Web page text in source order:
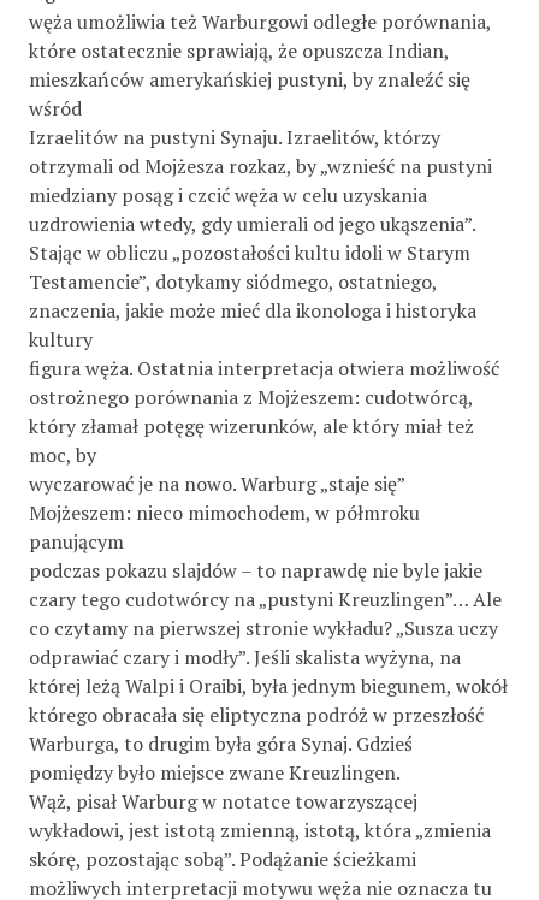
węża umożliwia też Warburgowi odległe porównania,
które ostatecznie sprawiają, że opuszcza Indian,
mieszkańców amerykańskiej pustyni, by znaleźć się
wśród
Izraelitów na pustyni Synaju. Izraelitów, którzy
otrzymali od Mojżesza rozkaz, by „wznieść na pustyni
miedziany posąg i czcić węża w celu uzyskania
uzdrowienia wtedy, gdy umierali od jego ukąszenia”.
Stając w obliczu „pozostałości kultu idoli w Starym
Testamencie”, dotykamy siódmego, ostatniego,
znaczenia, jakie może mieć dla ikonologa i historyka
kultury
figura węża. Ostatnia interpretacja otwiera możliwość
ostrożnego porównania z Mojżeszem: cudotwórcą,
który złamał potęgę wizerunków, ale który miał też
moc, by
wyczarować je na nowo. Warburg „staje się”
Mojżeszem: nieco mimochodem, w półmroku
panującym
podczas pokazu slajdów – to naprawdę nie byle jakie
czary tego cudotwórcy na „pustyni Kreuzlingen”… Ale
co czytamy na pierwszej stronie wykładu? „Susza uczy
odprawiać czary i modły”. Jeśli skalista wyżyna, na
której leżą Walpi i Oraibi, była jednym biegunem, wokół
którego obracała się eliptyczna podróż w przeszłość
Warburga, to drugim była góra Synaj. Gdzieś
pomiędzy było miejsce zwane Kreuzlingen.
Wąż, pisał Warburg w notatce towarzyszącej
wykładowi, jest istotą zmienną, istotą, która „zmienia
skórę, pozostając sobą”. Podążanie ścieżkami
możliwych interpretacji motywu węża nie oznacza tu